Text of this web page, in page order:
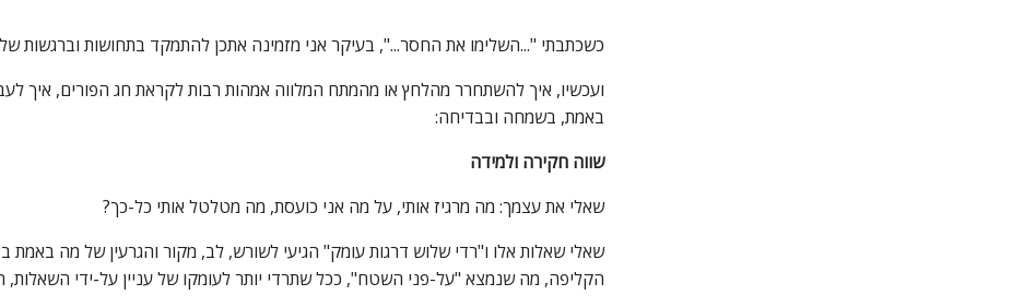
כשכתבתי "...השלימו את החסר...", בעיקר אני מזמינה אתכן להתמקד בתחושות וברגשות
ועכשיו, איך להשתחרר מהלחץ או מהמתח המלווה אמהות רבות לקראת חג הפורים, איך
באמת, בשמחה ובבדיחה:
שווה חקירה ולמידה
שאלי את עצמך: מה מרגיז אותי, על מה אני כועסת, מה מטלטל אותי כל-כך?
שאלי שאלות אלו ו"רדי שלוש דרגות עומק" הגיעי לשורש, לב, מקור והגרעין של מה
הקליפה, מה שנמצא "על-פני השטח", ככל שתרדי יותר לעומקו של עניין על-ידי השאלות,